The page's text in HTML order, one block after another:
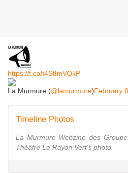
https://t.co/t4SfImVQkP
La Murmure (@lamurmure)February
Timeline Photos
La Murmure Webzine des
Théâtre Le Rayon Vert's photo.